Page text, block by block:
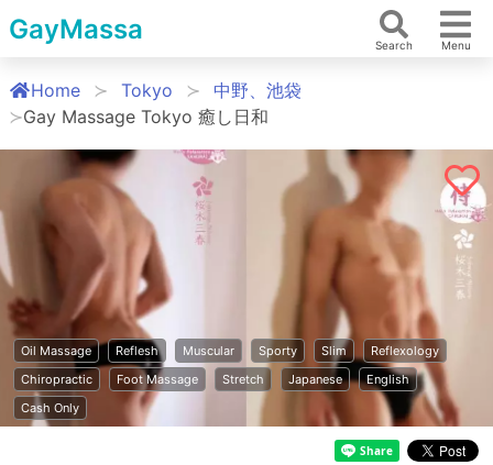
GayMassa
Search Menu
Home Tokyo
中野、池袋
Gay Massage Tokyo 癒し日和
Oil Massage Reflesh Muscular Sporty Slim
Reflexology
Chiropractic
Foot Massage Stretch Japanese
English
Cash Only